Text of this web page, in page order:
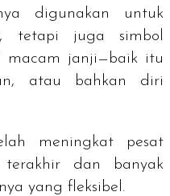
digunakan untuk
tetapi juga simbol
macam janji—baik itu
atau bahkan diri
meningkat pesat
dan banyak
yang fleksibel.